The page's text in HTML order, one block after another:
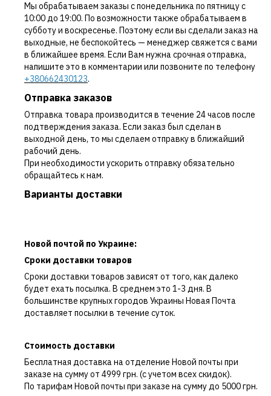
Мы обрабатываем заказы с понедельника по пятницу с
10:00 до 19:00. По возможности также обрабатываем в
субботу и воскресенье. Поэтому если вы сделали заказ на
выходные, не беспокойтесь — менеджер свяжется с вами
в ближайшее время. Если Вам нужна срочная отправка,
напишите это в комментарии или позвоните по телефону
+380662430123.
Отправка заказов
Отправка товара производится в течение 24 часов после
подтверждения заказа. Если заказ был сделан в
выходной день, то мы сделаем отправку в ближайший
рабочий день.
При необходимости ускорить отправку обязательно
обращайтесь к нам.
Варианты доставки
Новой почтой по Украине:
Сроки доставки товаров
Сроки доставки товаров зависят от того, как далеко
будет ехать посылка. В среднем это 1-3 дня. В
большинстве крупных городов Украины Новая Почта
доставляет посылки в течение суток.
Стоимость доставки
Бесплатная доставка на отделение Новой почты при
заказе на сумму от 4999 грн. (с учетом всех скидок).
По тарифам Новой почты при заказе на сумму до 5000 грн.